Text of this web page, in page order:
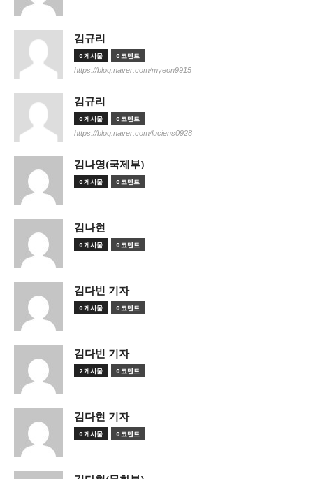
김규리
0 게시물 0 코멘트
https://blog.naver.com/myeon9915
김규리
0 게시물 0 코멘트
https://blog.naver.com/luciens0928
김나영(국제부)
0 게시물 0 코멘트
김나현
0 게시물 0 코멘트
김다빈 기자
0 게시물 0 코멘트
김다빈 기자
2 게시물 0 코멘트
김다현 기자
0 게시물 0 코멘트